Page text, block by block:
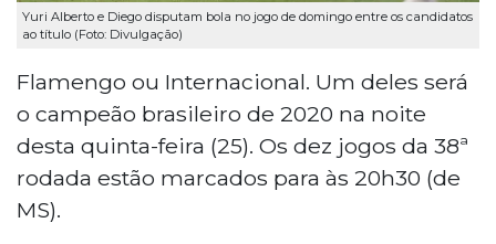
Yuri Alberto e Diego disputam bola no jogo de domingo entre os candidatos
ao título (Foto: Divulgação)
Flamengo ou Internacional. Um deles será
o campeão brasileiro de 2020 na noite
desta quinta-feira (25). Os dez jogos da 38ª
rodada estão marcados para às 20h30 (de
MS).